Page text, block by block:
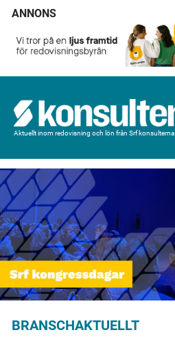
ANNONS
Aktuellt inom redovisning och lön från Srf konsulterna
BRANSCHAKTUELLT